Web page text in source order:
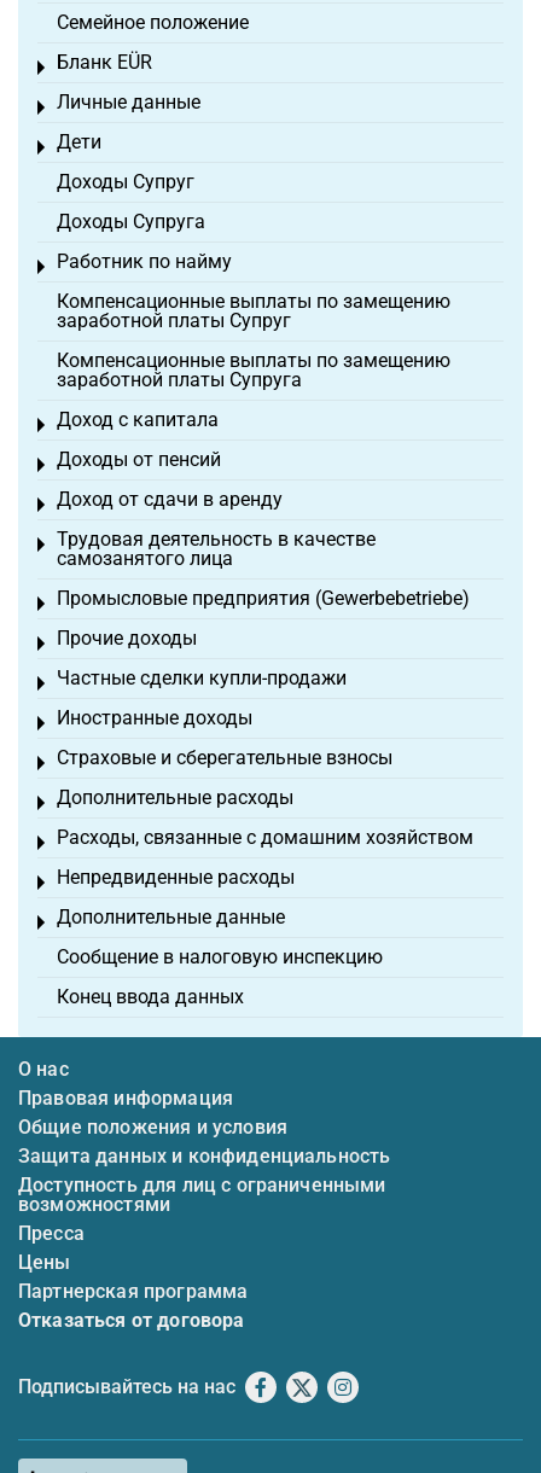
Семейное положение
Бланк EÜR
Toggle menu
Личные данные
Toggle menu
Дети
Toggle menu
Доходы Супруг
Доходы Супруга
Работник по найму
Toggle menu
Компенсационные выплаты по замещению
заработной платы Супруг
Компенсационные выплаты по замещению
заработной платы Супруга
Доход с капитала
Toggle menu
Доходы от пенсий
Toggle menu
Доход от сдачи в аренду
Toggle menu
Трудовая деятельность в качестве
самозанятого лица
Toggle menu
Промысловые предприятия (Gewerbebetriebe)
Toggle menu
Прочие доходы
Toggle menu
Частные сделки купли-продажи
Toggle menu
Иностранные доходы
Toggle menu
Страховые и сберегательные взносы
Toggle menu
Дополнительные расходы
Toggle menu
Расходы, связанные с домашним хозяйством
Toggle menu
Непредвиденные расходы
Toggle menu
Дополнительные данные
Toggle menu
Сообщение в налоговую инспекцию
Конец ввода данных
О нас
Правовая информация
Общие положения и условия
Защита данных и конфиденциальность
Доступность для лиц с ограниченными
возможностями
Пресса
Цены
Партнерская программа
Отказаться от договора
Подписывайтесь на нас Facebook
X Instagram